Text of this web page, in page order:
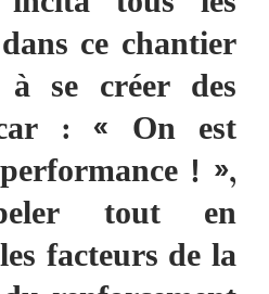
ce chantier
se créer des
: « On est
! »,
tout en
facteurs de la